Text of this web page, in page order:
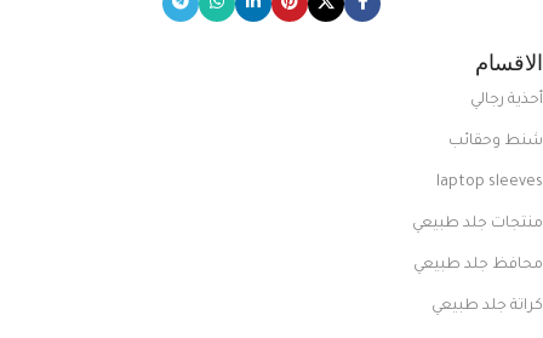
الاقسام
أحذية رجالي
شنط وحقائب
laptop sleeves
منتجات جلد طبيعي
محافظ جلد طبيعي
كراتة جلد طبيعي